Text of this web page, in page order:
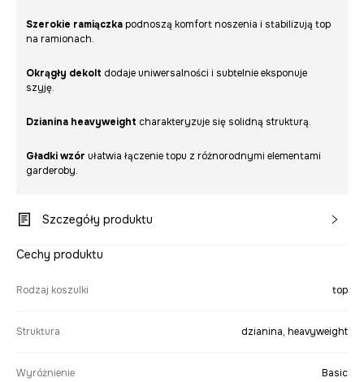
Szerokie ramiączka podnoszą komfort noszenia i stabilizują top
na ramionach.
Okrągły dekolt dodaje uniwersalności i subtelnie eksponuje
szyję.
Dzianina heavyweight charakteryzuje się solidną strukturą.
Gładki wzór ułatwia łączenie topu z różnorodnymi elementami
garderoby.
Szczegóły produktu
Cechy produktu
Rodzaj koszulki top
Struktura dzianina, heavyweight
Wyróżnienie Basic